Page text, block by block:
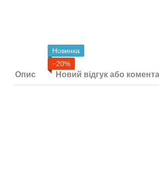
Новинка
−20%
Опис Новий відгук або